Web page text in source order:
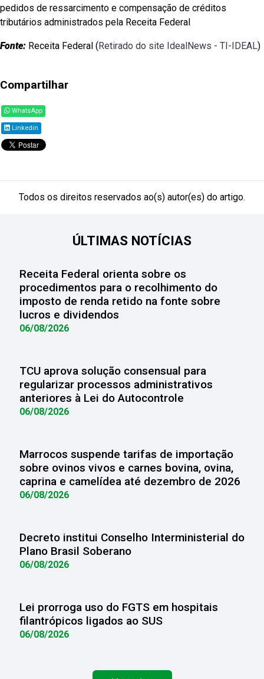
pedidos de ressarcimento e compensação de créditos
tributários administrados pela Receita Federal
Fonte: Receita Federal (Retirado do site IdealNews - TI-IDEAL)
Compartilhar
WhatsApp
Linkedin
Todos os direitos reservados ao(s) autor(es) do artigo.
ÚLTIMAS NOTÍCIAS
Receita Federal orienta sobre os
procedimentos para o recolhimento do
imposto de renda retido na fonte sobre
lucros e dividendos
06/08/2026
TCU aprova solução consensual para
regularizar processos administrativos
anteriores à Lei do Autocontrole
06/08/2026
Marrocos suspende tarifas de importação
sobre ovinos vivos e carnes bovina, ovina,
caprina e camelídea até dezembro de 2026
06/08/2026
Decreto institui Conselho Interministerial do
Plano Brasil Soberano
06/08/2026
Lei prorroga uso do FGTS em hospitais
filantrópicos ligados ao SUS
06/08/2026